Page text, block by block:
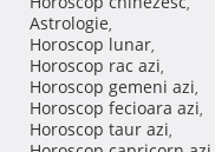
Astrologie,
Horoscop lunar,
Horoscop rac azi,
Horoscop gemeni azi,
Horoscop fecioara azi,
Horoscop taur azi,